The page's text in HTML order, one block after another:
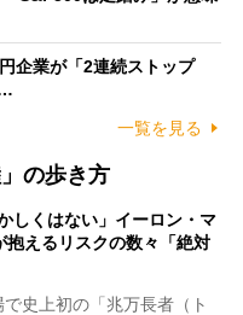
企業が「2連続ストップ
一覧を見る
の歩き方
しくはない」イーロン・マ
抱えるリスクの数々「絶対
史上初の「兆万長者（ト